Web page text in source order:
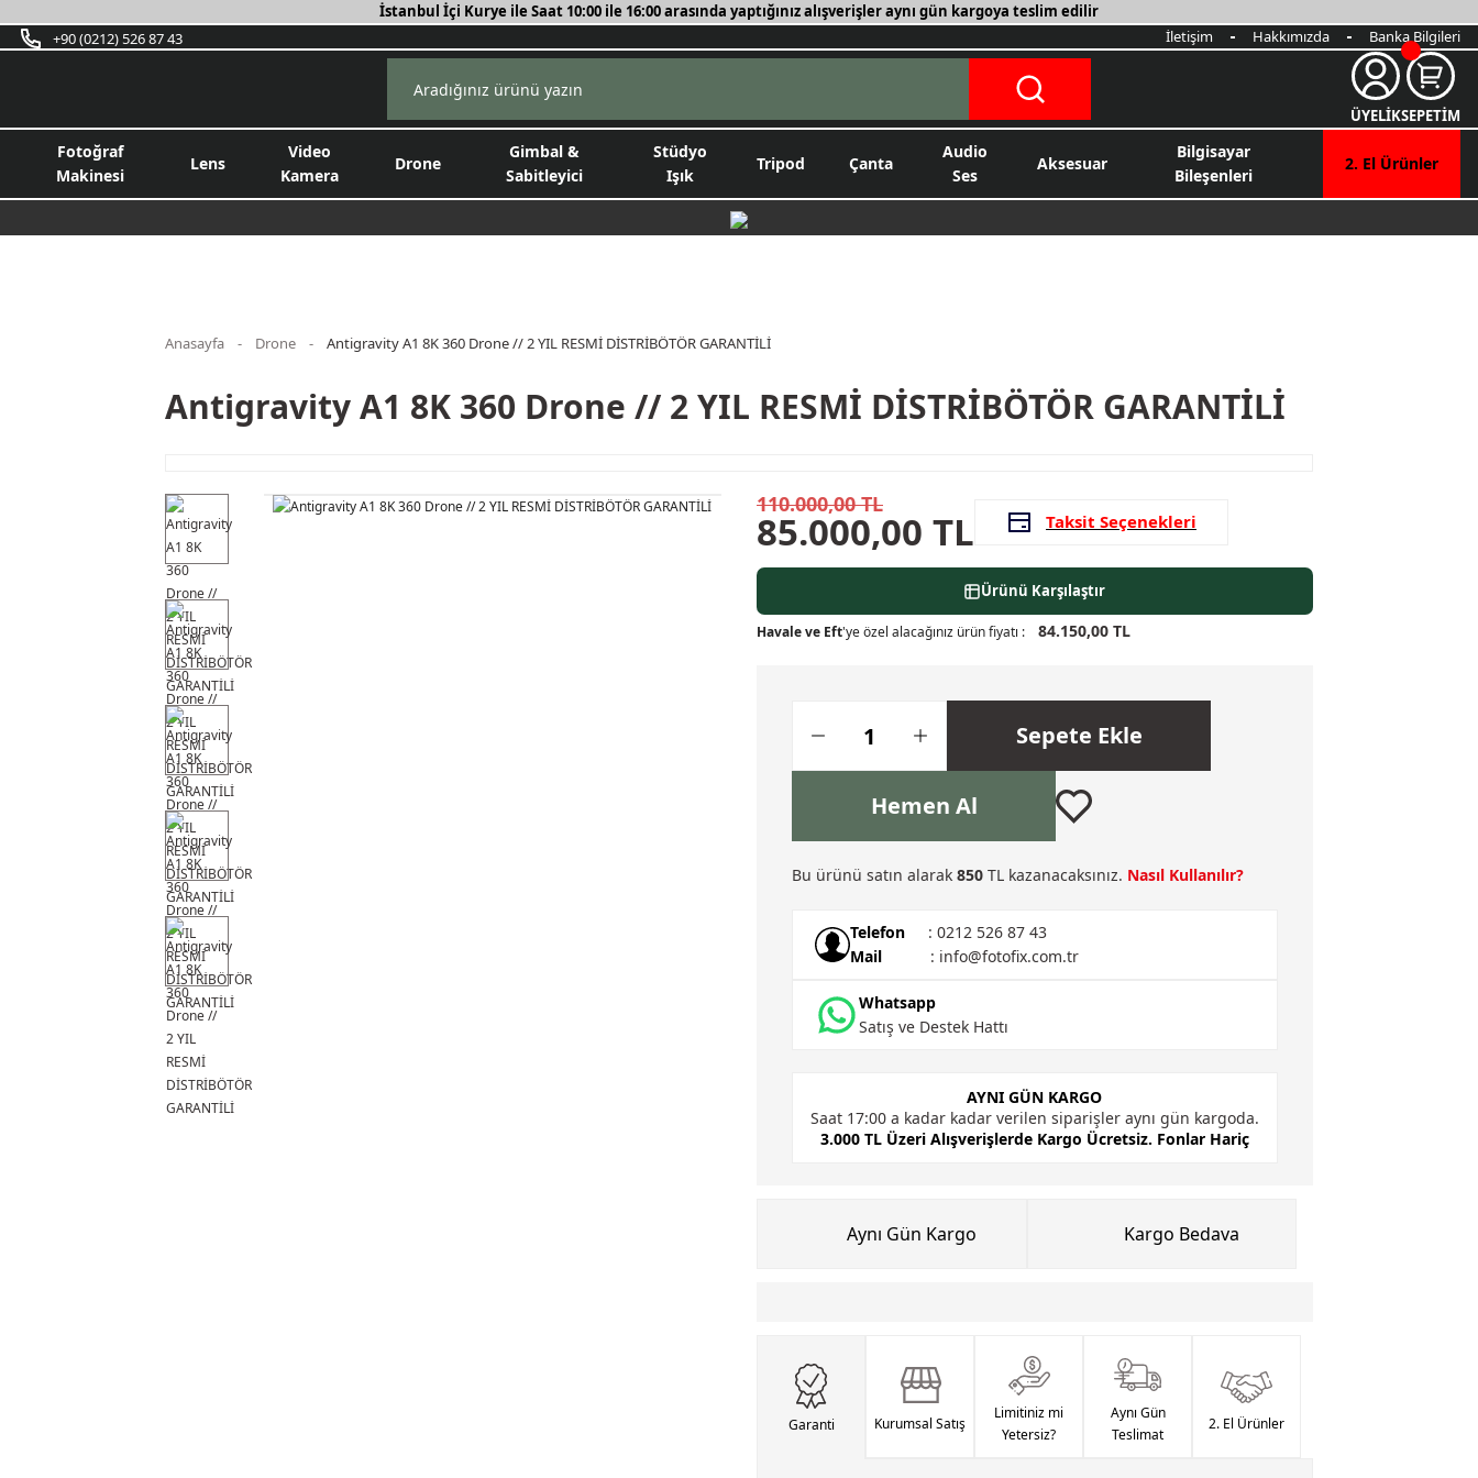
İstanbul İçi Kurye ile Saat 10:00 ile 16:00 arasında yaptığınız alışverişler aynı gün kargoya teslim edilir
+90 (0212) 526 87 43
İletişim Hakkımızda Banka Bilgileri
ÜYELİKSEPETİM
Fotoğraf
Makinesi
Lens
Video
Kamera
Drone
Gimbal &
Sabitleyici
Stüdyo
Işık
Tripod Çanta
Audio
Ses
Aksesuar
Bilgisayar
Bileşenleri
2. El Ürünler
Anasayfa Drone Antigravity A1 8K 360 Drone // 2 YIL RESMİ DİSTRİBÖTÖR GARANTİLİ
Antigravity A1 8K 360 Drone // 2 YIL RESMİ DİSTRİBÖTÖR GARANTİLİ
110.000,00 TL
85.000,00 TL Taksit Seçenekleri
Ürünü Karşılaştır
Havale ve Eft'ye özel alacağınız ürün fiyatı : 84.150,00 TL
Sepete Ekle
Hemen Al
Bu ürünü satın alarak 850 TL kazanacaksınız. Nasıl Kullanılır?
Telefon
: 0212 526 87 43
Mail
: info@fotofix.com.tr
Whatsapp
Satış ve Destek Hattı
AYNI GÜN KARGO
Saat 17:00 a kadar kadar verilen siparişler aynı gün kargoda.
3.000 TL Üzeri Alışverişlerde Kargo Ücretsiz. Fonlar Hariç
Aynı Gün Kargo Kargo Bedava
Garanti Kurumsal Satış
Limitiniz mi
Yetersiz?
Aynı Gün
Teslimat
2. El Ürünler